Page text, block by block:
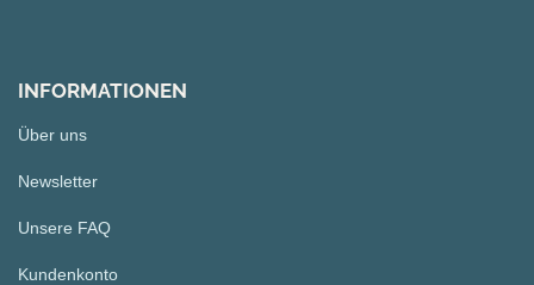
INFORMATIONEN
Über uns
Newsletter
Unsere FAQ
Kundenkonto